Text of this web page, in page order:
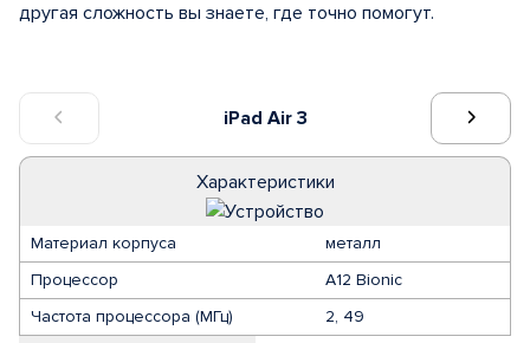
iPad Air 3
Характеристики
Материал корпуса
металл
Процессор
A12 Bionic
Частота процессора (МГц)
2, 49
другая сложность вы знаете, где точно помогут.